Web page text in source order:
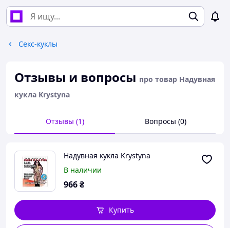
Секс-куклы
Отзывы и вопросы про товар Надувная
кукла Krystyna
Отзывы (1) Вопросы (0)
Надувная кукла Krystyna
В наличии
966₴
Купить